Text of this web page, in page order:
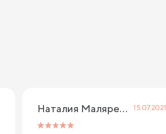
Наталия Маляренко 15.07.2021